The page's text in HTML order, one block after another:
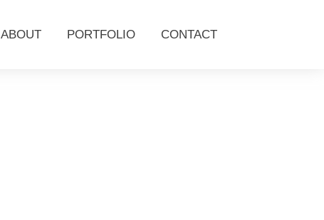
ABOUT PORTFOLIO CONTACT